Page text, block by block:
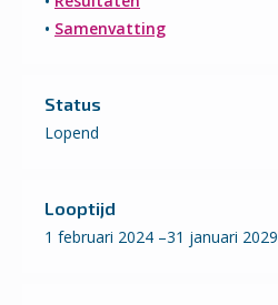
• Samenvatting
Status
Lopend
Looptijd
1 februari 2024 –31 januari 2029